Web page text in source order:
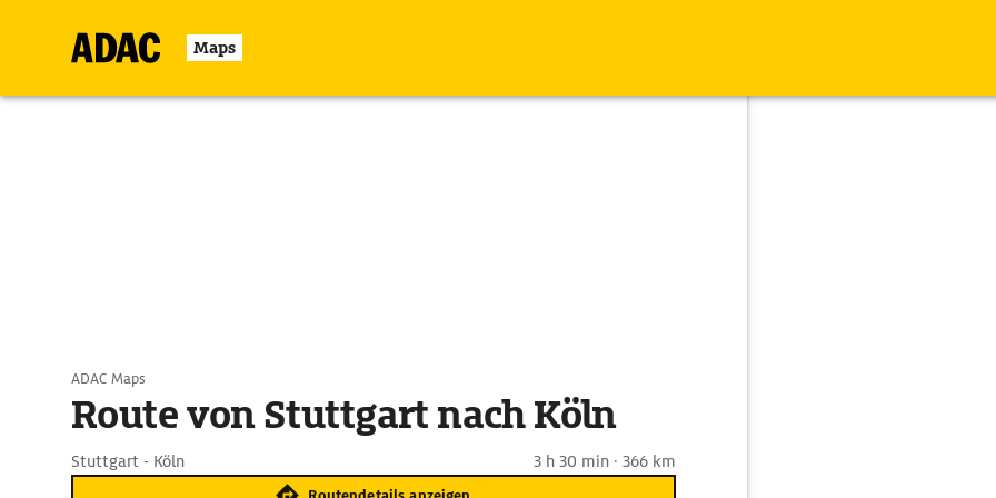
Maps
ADAC Maps
Route von Stuttgart nach Köln
Stuttgart - Köln 3 h 30 min · 366 km